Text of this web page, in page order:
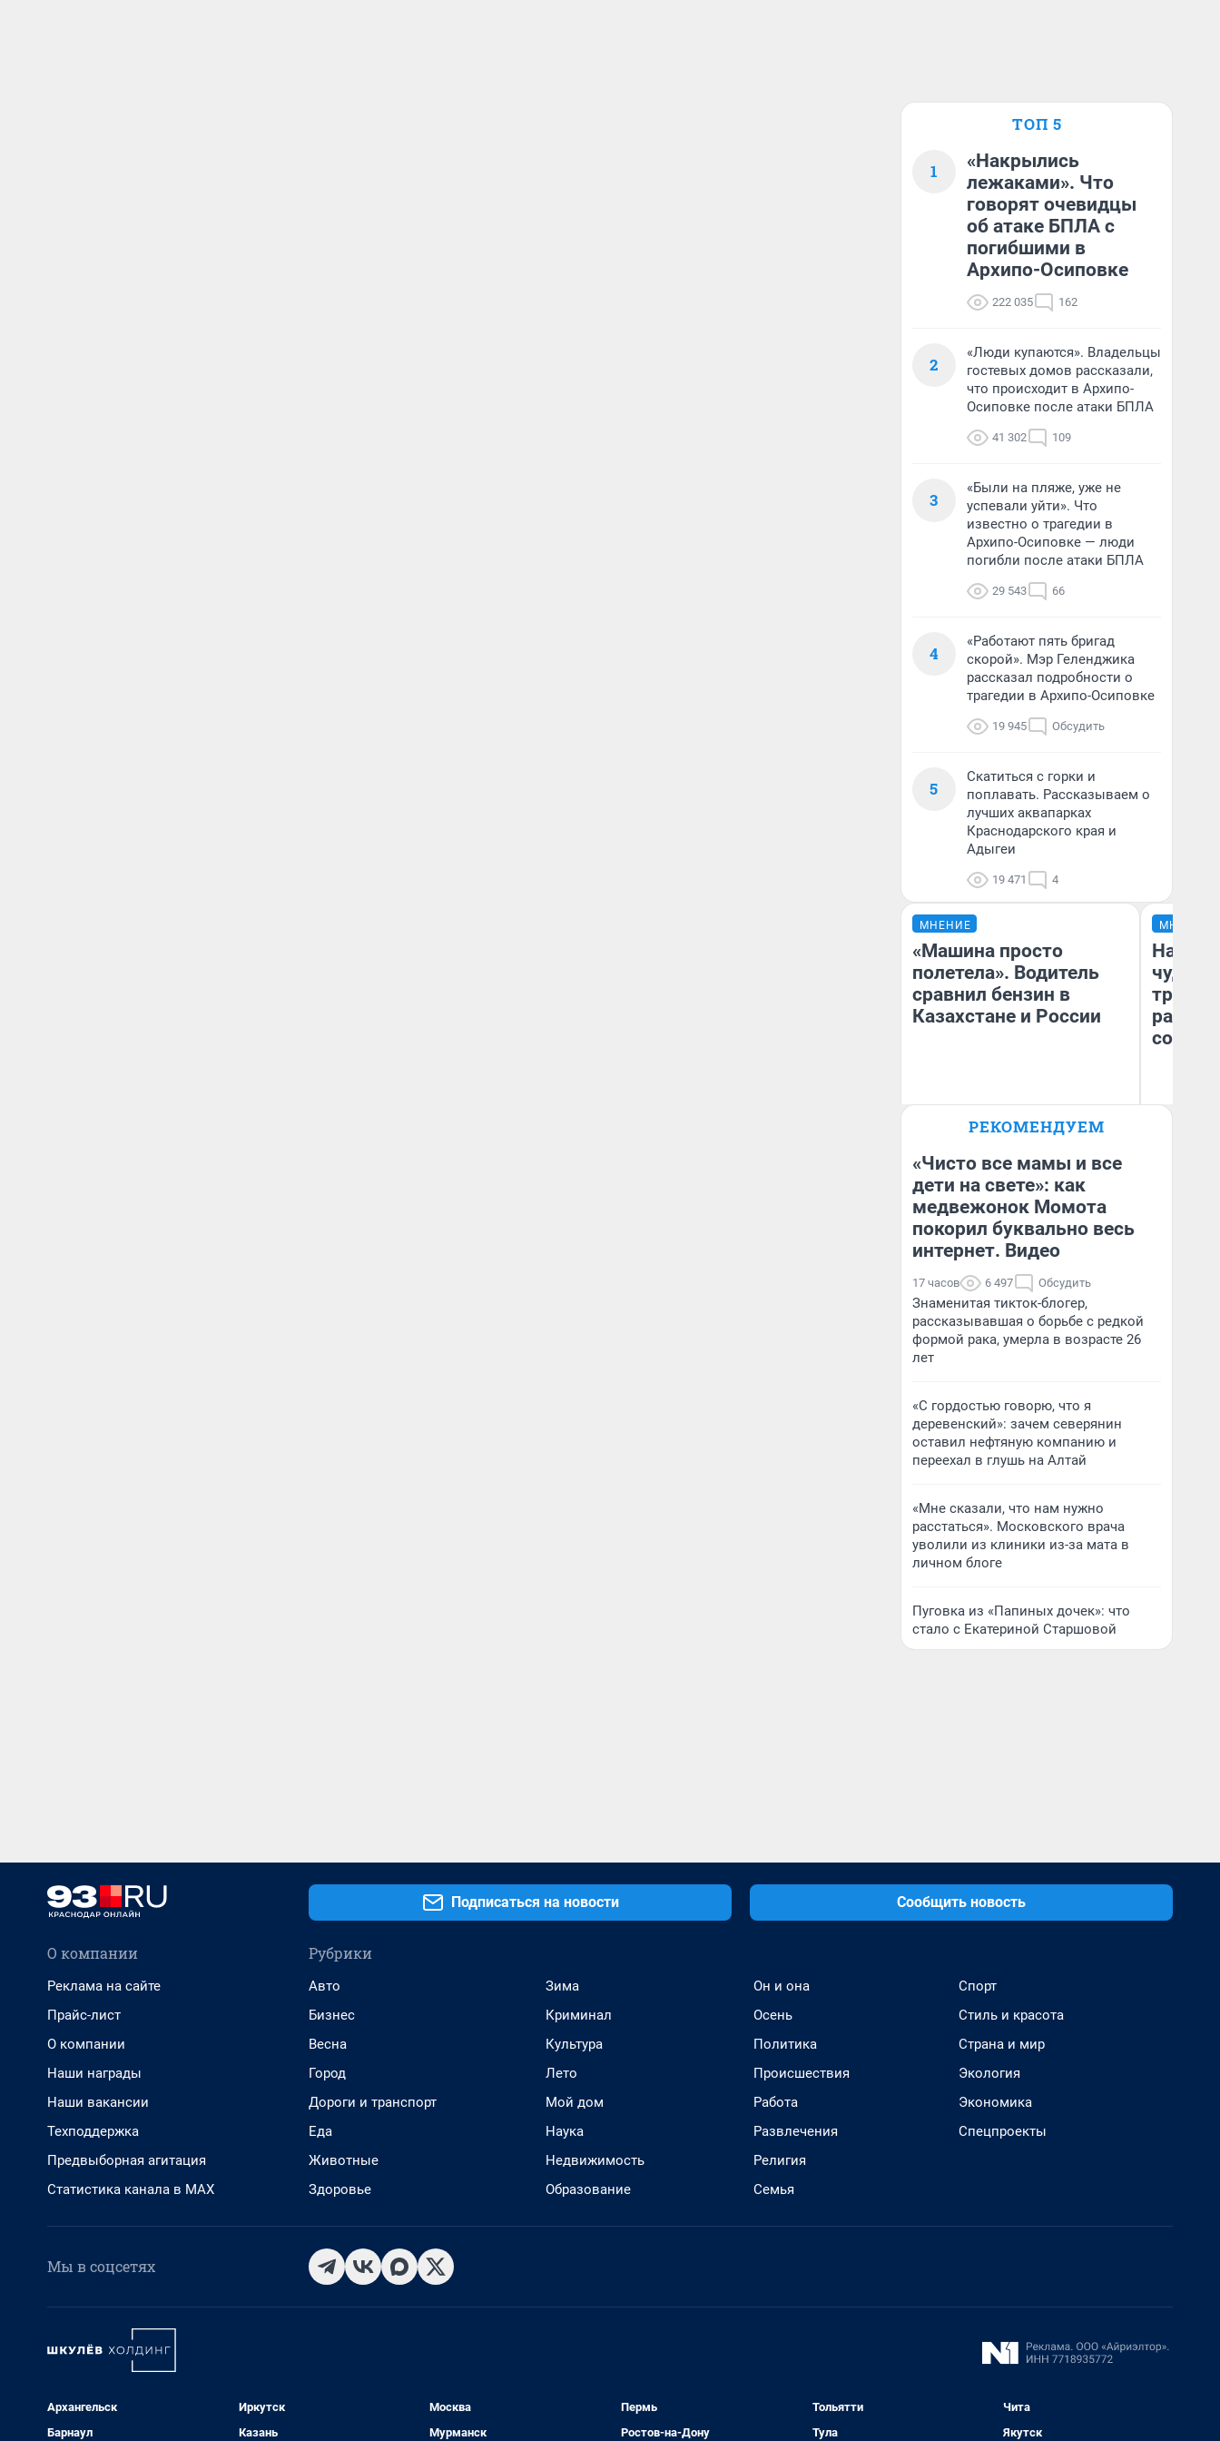
ТОП 5
1
«Накрылись
лежаками». Что
говорят очевидцы
об атаке БПЛА с
погибшими в
Архипо-Осиповке
222 035 162
2
«Люди купаются». Владельцы
гостевых домов рассказали,
что происходит в Архипо-
Осиповке после атаки БПЛА
41 302 109
3
«Были на пляже, уже не
успевали уйти». Что
известно о трагедии в
Архипо-Осиповке — люди
погибли после атаки БПЛА
29 543 66
4
«Работают пять бригад
скорой». Мэр Геленджика
рассказал подробности о
трагедии в Архипо-Осиповке
19 945 Обсудить
5
Скатиться с горки и
поплавать. Рассказываем о
лучших аквапарках
Краснодарского края и
Адыгеи
19 471 4
МНЕНИЕ
«Машина просто
полетела». Водитель
сравнил бензин в
Казахстане и России
Анатолий Кузнецов
МНЕНИЕ
чудом
РЕКОМЕНДУЕМ
«Чисто все мамы и все
дети на свете»: как
медвежонок Момота
покорил буквально весь
интернет. Видео
17 часов 6 497 Обсудить
Знаменитая тикток-блогер,
рассказывавшая о борьбе с редкой
формой рака, умерла в возрасте 26
лет
«С гордостью говорю, что я
деревенский»: зачем северянин
оставил нефтяную компанию и
переехал в глушь на Алтай
«Мне сказали, что нам нужно
расстаться». Московского врача
уволили из клиники из-за мата в
личном блоге
Пуговка из «Папиных дочек»: что
стало с Екатериной Старшовой
Подписаться на новости Сообщить новость
О компании
Реклама на сайте
Прайс-лист
О компании
Наши награды
Наши вакансии
Техподдержка
Предвыборная агитация
Статистика канала в MAX
Рубрики
Авто
Бизнес
Весна
Город
Дороги и транспорт
Еда
Животные
Здоровье
Зима
Криминал
Культура
Лето
Мой дом
Наука
Недвижимость
Образование
Он и она
Осень
Политика
Происшествия
Работа
Развлечения
Религия
Семья
Спорт
Стиль и красота
Страна и мир
Экология
Экономика
Спецпроекты
Мы в соцсетях
Архангельск
Барнаул
Иркутск
Казань
Москва
Мурманск
Пермь
Ростов-на-Дону
Тольятти
Тула
Чита
Якутск